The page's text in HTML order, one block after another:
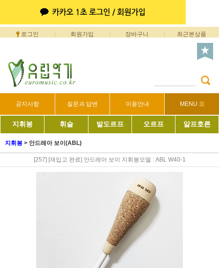
로그인 회원가입 장바구니 최근본상품
공지사항 질문과 답변 이용안내 MENU
지휘봉 휘슬 발도르프 오르프 알프호른
지휘봉 > 안드레아 보이(ABL)
[257] [재입고 완료] 안드레아 보이 지휘봉모델 : ABL W40-1